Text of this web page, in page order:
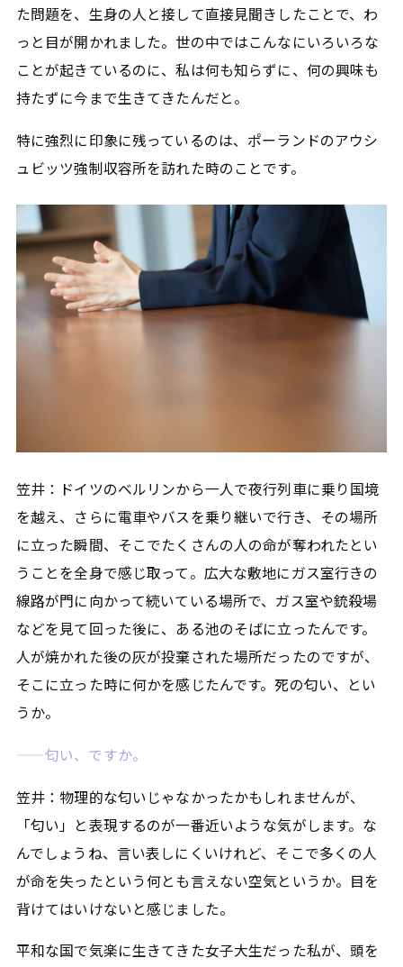
た問題を、生身の人と接して直接見聞きしたことで、わ
っと目が開かれました。世の中ではこんなにいろいろな
ことが起きているのに、私は何も知らずに、何の興味も
持たずに今まで生きてきたんだと。
特に強烈に印象に残っているのは、ポーランドのアウシ
ュビッツ強制収容所を訪れた時のことです。
笠井：ドイツのベルリンから一人で夜行列車に乗り国境
を越え、さらに電車やバスを乗り継いで行き、その場所
に立った瞬間、そこでたくさんの人の命が奪われたとい
うことを全身で感じ取って。広大な敷地にガス室行きの
線路が門に向かって続いている場所で、ガス室や銃殺場
などを見て回った後に、ある池のそばに立ったんです。
人が焼かれた後の灰が投棄された場所だったのですが、
そこに立った時に何かを感じたんです。死の匂い、とい
うか。
——匂い、ですか。
笠井：物理的な匂いじゃなかったかもしれませんが、
「匂い」と表現するのが一番近いような気がします。な
んでしょうね、言い表しにくいけれど、そこで多くの人
が命を失ったという何とも言えない空気というか。目を
背けてはいけないと感じました。
平和な国で気楽に生きてきた女子大生だった私が、頭を